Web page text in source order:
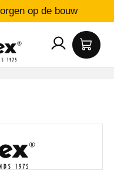
op de bouw